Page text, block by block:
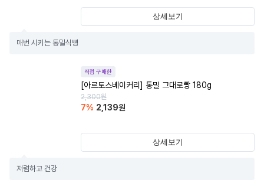
상세보기
매번 시키는 통밀식삥
직접 구매한
[아르토스베이커리] 통밀 그대로빵 180g
2,300원
7% 2,139원
상세보기
저렴하고 건강